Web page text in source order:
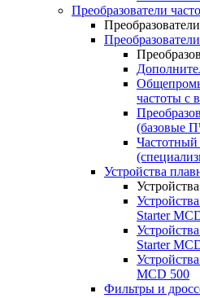
Преобразователи
частоты с
(базовые
Частотный
Устройства
Starter
Starter
MCD 500
Фильтры и